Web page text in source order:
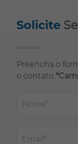
Solicite
Preencha o
o contato
Nome*
Email*